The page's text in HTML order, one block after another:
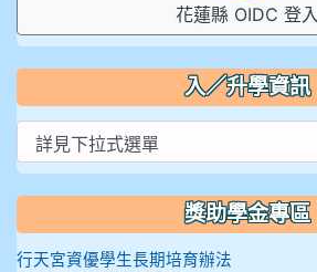
花蓮縣 OIDC 登入
入／升學資訊
獎助學金專區
行天宮資優學生長期培育辦法